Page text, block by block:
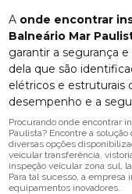
A onde encontrar
Balneário Mar
garantir a segurança
dela que são
elétricos e
desempenho e a
Procurando onde encontrar
Paulista? Encontre a
diversas opções
veicular transferência,
inspeção veicular zona sul,
Para tal sucesso, a
equipamentos inovadores.